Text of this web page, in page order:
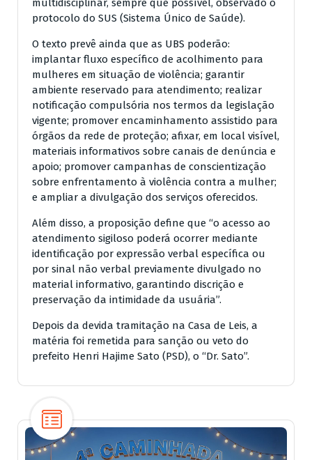
protocolo do SUS (Sistema Único de Saúde).
O texto prevê ainda que as UBS poderão:
implantar fluxo específico de acolhimento para
mulheres em situação de violência; garantir
ambiente reservado para atendimento; realizar
notificação compulsória nos termos da legislação
vigente; promover encaminhamento assistido para
órgãos da rede de proteção; afixar, em local visível,
materiais informativos sobre canais de denúncia e
apoio; promover campanhas de conscientização
sobre enfrentamento à violência contra a mulher;
e ampliar a divulgação dos serviços oferecidos.
Além disso, a proposição define que “o acesso ao
atendimento sigiloso poderá ocorrer mediante
identificação por expressão verbal específica ou
por sinal não verbal previamente divulgado no
material informativo, garantindo discrição e
preservação da intimidade da usuária”.
Depois da devida tramitação na Casa de Leis, a
matéria foi remetida para sanção ou veto do
prefeito Henri Hajime Sato (PSD), o “Dr. Sato”.